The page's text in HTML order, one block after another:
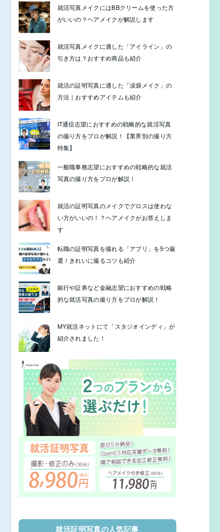
就活写真メイクにはBBクリームを使った方
がいいの？ヘアメイクが解説します
就活写真メイクに適した「アイライン」の
引き方は？おすすめ商品も紹介
就活の証明写真に適した「涙袋メイク」の
方法｜おすすめアイテムも紹介
IT通信志望におすすめの戦略的な就活写真
の撮り方をプロが解説！【業界別の撮り方
特集】
一般職事務志望におすすめの戦略的な就活
写真の撮り方をプロが解説！
就活の証明写真のメイクでグロスは使わな
い方がいいの！？ヘアメイクがお答えしま
す
転職の証明写真を撮れる「アプリ」を5つ厳
選！きれいに撮るコツも紹介
銀行や証券など金融志望におすすめの戦略
的な就活写真の撮り方をプロが解説！
MY就活ネットにて「スタジオインディ」が
紹介されました！
就活証明写真の人気記事